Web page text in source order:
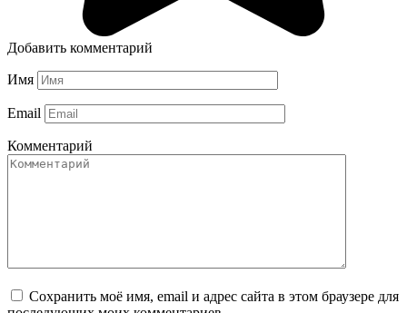
Добавить комментарий
Имя
Email
Комментарий
Сохранить моё имя, email и адрес сайта в этом браузере для